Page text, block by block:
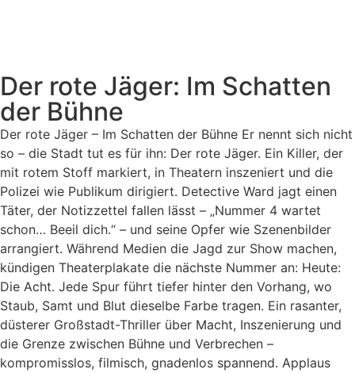
Der rote Jäger: Im Schatten
der Bühne
Der rote Jäger – Im Schatten der Bühne Er nennt sich nicht
so – die Stadt tut es für ihn: Der rote Jäger. Ein Killer, der
mit rotem Stoff markiert, in Theatern inszeniert und die
Polizei wie Publikum dirigiert. Detective Ward jagt einen
Täter, der Notizzettel fallen lässt – „Nummer 4 wartet
schon… Beeil dich.“ – und seine Opfer wie Szenenbilder
arrangiert. Während Medien die Jagd zur Show machen,
kündigen Theaterplakate die nächste Nummer an: Heute:
Die Acht. Jede Spur führt tiefer hinter den Vorhang, wo
Staub, Samt und Blut dieselbe Farbe tragen. Ein rasanter,
düsterer Großstadt-Thriller über Macht, Inszenierung und
die Grenze zwischen Bühne und Verbrechen –
kompromisslos, filmisch, gnadenlos spannend. Applaus